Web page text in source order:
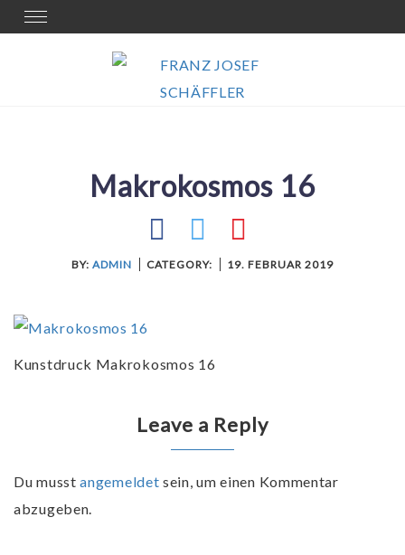
Skip
to
Toggle
navigation
Makrokosmos 16
BY: ADMIN CATEGORY: 19. FEBRUAR 2019
Kunstdruck Makrokosmos 16
Leave a Reply
Du musstangemeldet sein, um einen Kommentar
abzugeben.